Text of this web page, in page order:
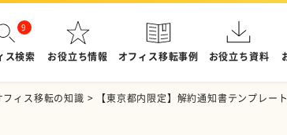
ス検索 お役立ち情報 オフィス移転事例 お役立ち資料
フィス移転の知識 > 【東京都内限定】解約通知書テンプレ